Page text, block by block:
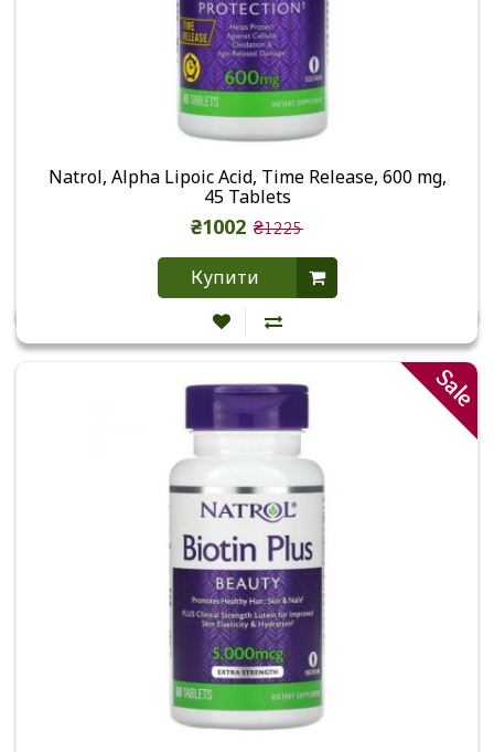
Natrol, Alpha Lipoic Acid, Time Release, 600 mg,
45 Tablets
₴1002 ₴1225
Купити
Sale